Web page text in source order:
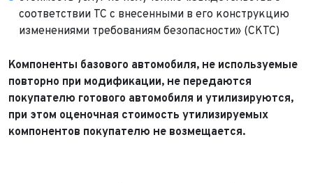
соответствии ТС с внесенными в его конструкцию
изменениями требованиям безопасности» (СКТС)
Компоненты базового автомобиля, не используемые
повторно при модификации, не передаются
покупателю готового автомобиля и утилизируются,
при этом оценочная стоимость утилизируемых
компонентов покупателю не возмещается.